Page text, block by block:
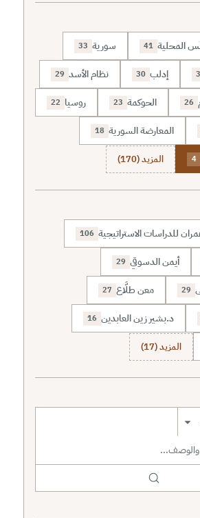
المحلية 41 سورية 33
إدلب 30 نظام الأسد 29
26 الحوكمة 23 روسيا 22
المعارضة السورية 18
4 المزيد (170)
للدراسات الاستراتيجية 106
أيمن الدسوقي 29
29 معن طلَّاع 27
د.بشير زين العابدين 16
المزيد (17)